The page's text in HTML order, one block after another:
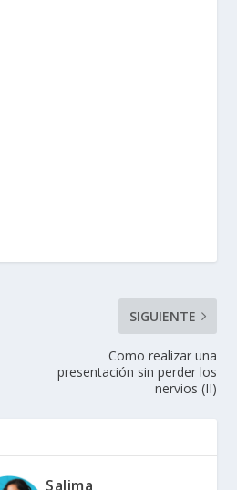
SIGUIENTE
Como realizar una
presentación sin perder los
nervios (II)
Salima